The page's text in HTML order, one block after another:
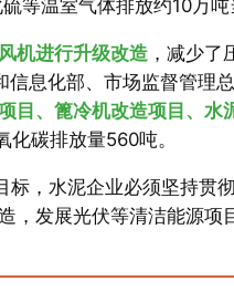
等温室气体排放约10万吨
机进行升级改造 ，减少
息化部、市场监督管理
目、篦冷机改造项目、水
碳排放量560吨。
标，水泥企业必须坚持
，发展光伏等清洁能源项